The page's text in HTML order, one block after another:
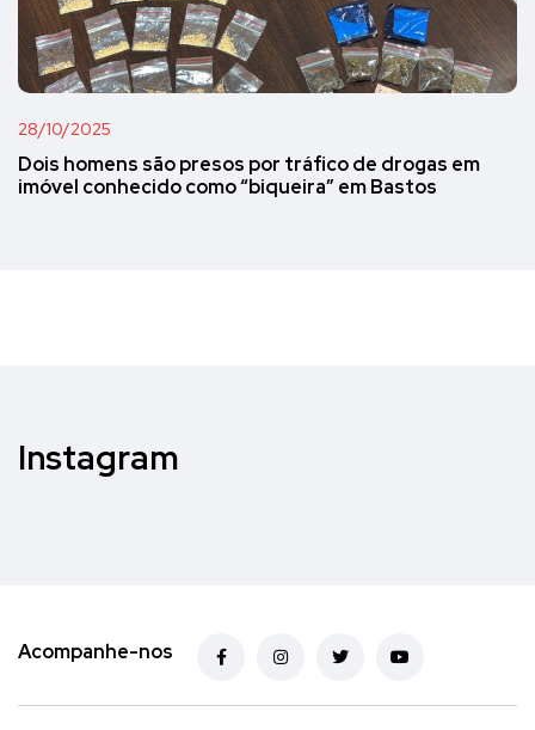
28/10/2025
Dois homens são presos por tráfico de drogas em
imóvel conhecido como “biqueira” em Bastos
Instagram
Acompanhe-nos